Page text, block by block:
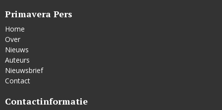
Primavera Pers
Home
Over
Nieuws
Auteurs
Nieuwsbrief
Contact
Contactinformatie